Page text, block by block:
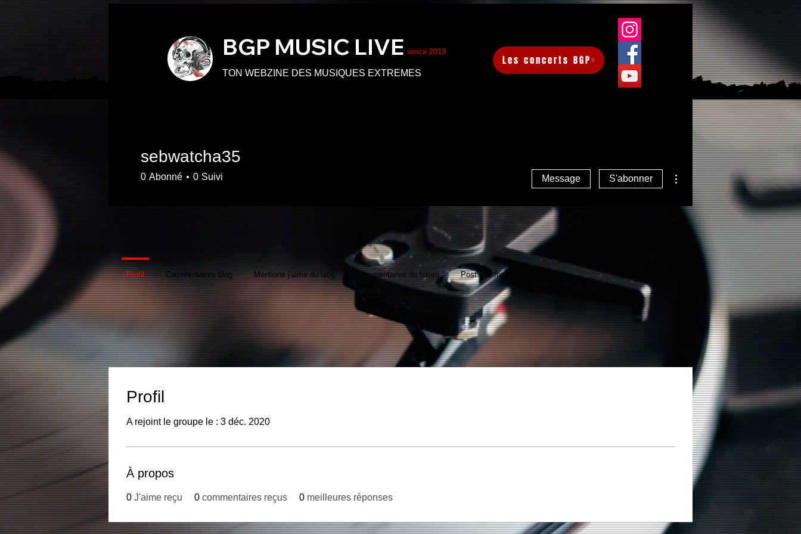
BGP MUSIC LIVE
TON WEBZINE DES MUSIQUES EXTREMES
since 2019
Les concerts BGP
Profil
A rejoint le groupe le : 3 déc. 2020
À propos
0 J'aime reçu 0 commentaires reçus 0 meilleures réponses
sebwatcha35
0 Abonné 0 Suivi Message S'abonner
Plus d'actions
Profil Commentaires blog Mentions j'aime du blog Commentaires du forum Posts du forum